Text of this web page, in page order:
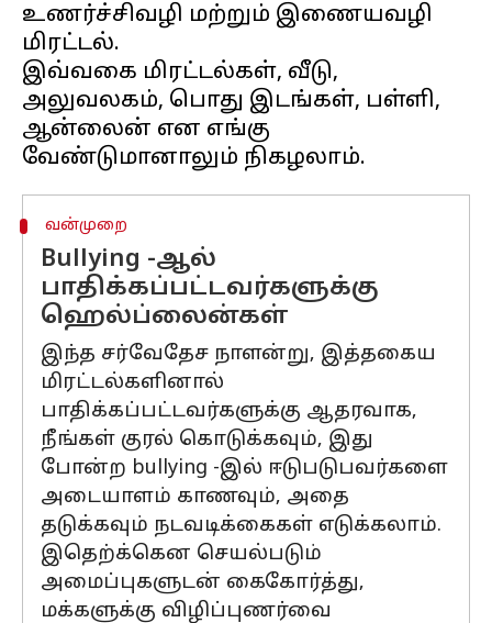
உணர்ச்சிவழி மற்றும் இணையவழி
மிரட்டல்.
இவ்வகை மிரட்டல்கள், வீடு,
அலுவலகம், பொது இடங்கள், பள்ளி,
ஆன்லைன் என எங்கு
வன்முறை
Bullying -ஆல்
பாதிக்கப்பட்டவர்களுக்கு
ஹெல்ப்லைன்கள்
இந்த சர்வேதேச நாளன்று, இத்தகைய
மிரட்டல்களினால்
பாதிக்கப்பட்டவர்களுக்கு ஆதரவாக,
நீங்கள் குரல் கொடுக்கவும், இது
போன்ற bullying -இல் ஈடுபடுபவர்களை
அடையாளம் காணவும், அதை
தடுக்கவும் நடவடிக்கைகள் எடுக்கலாம்.
இதெற்க்கென செயல்படும்
அமைப்புகளுடன் கைகோர்த்து,
மக்களுக்கு விழிப்புணர்வை